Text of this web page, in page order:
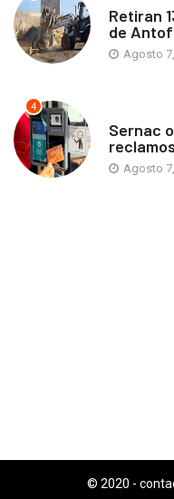
Retiran
de
Agosto
4
Sernac
Agosto
© 2020 -